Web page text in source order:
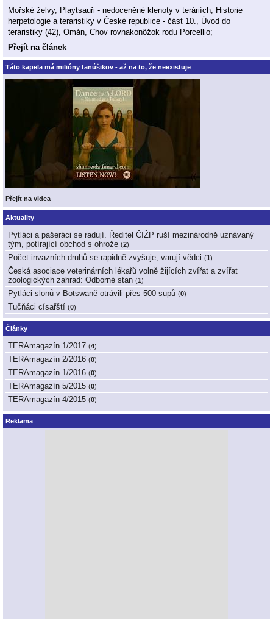
Mořské želvy, Playtsauři - nedoceněné klenoty v teráriích, Historie
herpetologie a teraristiky v České republice - část 10., Úvod do
teraristiky (42), Omán, Chov rovnakonôžok rodu Porcellio;
Přejít na článek
Táto kapela má milióny fanúšikov - až na to, že neexistuje
Přejít na videa
Aktuality
Pytláci a pašeráci se radují. Ředitel ČIŽP ruší mezinárodně uznávaný
tým, potírající obchod s ohrože (2)
Počet invazních druhů se rapidně zvyšuje, varují vědci (1)
Česká asociace veterinárních lékařů volně žijících zvířat a zvířat
zoologických zahrad: Odborné stan (1)
Pytláci slonů v Botswaně otrávili přes 500 supů (0)
Tučňáci císařští (0)
Články
TERAmagazín 1/2017 (4)
TERAmagazín 2/2016 (0)
TERAmagazín 1/2016 (0)
TERAmagazín 5/2015 (0)
TERAmagazín 4/2015 (0)
Reklama